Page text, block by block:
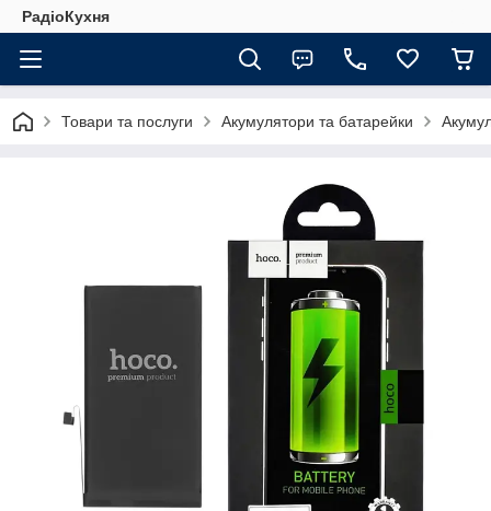
РадіоКухня
Товари та послуги Акумулятори та батарейки